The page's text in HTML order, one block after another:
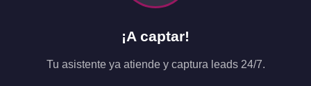
¡A captar!
Tu asistente ya atiende y captura leads 24/7.